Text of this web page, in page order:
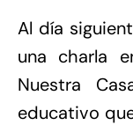
Al día
una charla
Nuestra
educativo